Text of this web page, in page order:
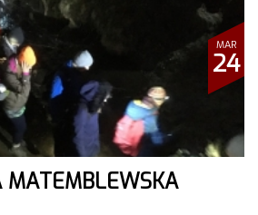
MAR
24
MATEMBLEWSKA